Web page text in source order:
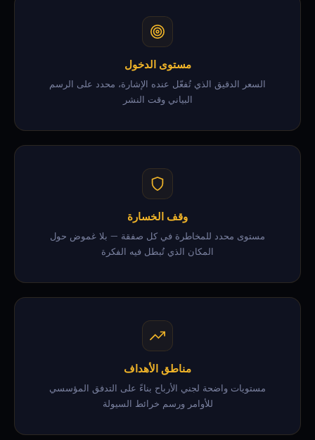
مستوى الدخول
السعر الدقيق الذي تُفعّل عنده الإشارة، محدد على الرسم
البياني وقت النشر
وقف الخسارة
مستوى محدد للمخاطرة في كل صفقة — بلا غموض حول
المكان الذي تُبطل فيه الفكرة
مناطق الأهداف
مستويات واضحة لجني الأرباح بناءً على التدفق المؤسسي
للأوامر ورسم خرائط السيولة